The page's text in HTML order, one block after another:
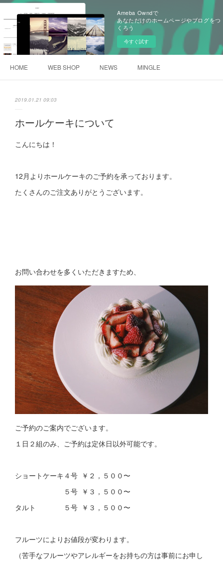
Ameba Owndで
あなただけのホームページやブログをつ
くろう
今すぐ試す
HOME WEB SHOP NEWS MINGLE
2019.01.21 09:03
ホールケーキについて
こんにちは！
12月よりホールケーキのご予約を承っております。
たくさんのご注文ありがとうございます。
お問い合わせを多くいただきますため、
ご予約のご案内でございます。
１日２組のみ、ご予約は定休日以外可能です。
ショートケーキ４号 ￥２，５００〜
５号 ￥３，５００〜
タルト ５号 ￥３，５００〜
フルーツによりお値段が変わります。
（苦手なフルーツやアレルギーをお持ちの方は事前にお申し